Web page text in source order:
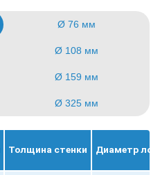
Ø 76 мм
Ø 108 мм
Ø 159 мм
Ø 325 мм
Толщина стенки Диаметр